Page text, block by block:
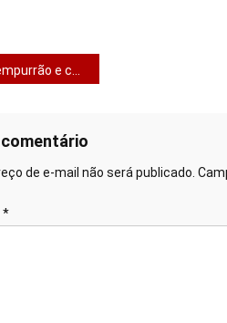
quando ‘foi sem querer’ não resolve.
comentário
de e-mail não será publicado.
*